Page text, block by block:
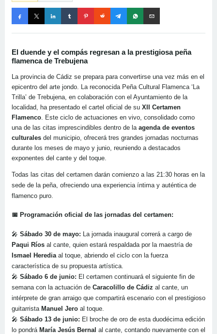
El duende y el compás regresan a la prestigiosa peña
flamenca de Trebujena
La provincia de Cádiz se prepara para convertirse una vez más en el
epicentro del arte jondo. La reconocida Peña Cultural Flamenca ‘La
Trilla’ de Trebujena, en colaboración con el Ayuntamiento de la
localidad, ha presentado el cartel oficial de su XII Certamen
Flamenco. Este ciclo de actuaciones en vivo, consolidado como
una de las citas imprescindibles dentro de la agenda de eventos
culturales del municipio, ofrecerá tres grandes jornadas nocturnas
durante los meses de mayo y junio, reuniendo a destacados
exponentes del cante y del toque.
Todas las citas del certamen darán comienzo a las 21:30 horas en la
sede de la peña, ofreciendo una experiencia íntima y auténtica de
flamenco puro.
📅 Programación oficial de las jornadas del certamen:
🎤 Sábado 30 de mayo: La jornada inaugural correrá a cargo de
Paqui Ríos al cante, quien estará respaldada por la maestría de
Ismael Heredia al toque, abriendo el ciclo con la fuerza
característica de su propuesta artística.
🎤 Sábado 6 de junio: El certamen continuará el siguiente fin de
semana con la actuación de Caracolillo de Cádiz al cante, un
intérprete de gran arraigo que compartirá escenario con el prestigioso
guitarrista Manuel Jero al toque.
🎤 Sábado 13 de junio: El broche de oro de esta duodécima edición
lo pondrá María Jesús Bernal al cante, contando nuevamente con el